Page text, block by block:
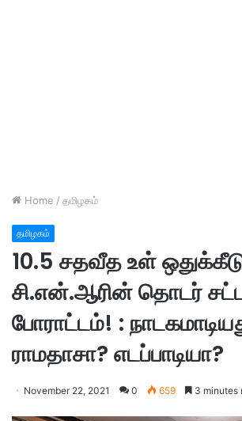
Home / தமிழகம்
தமிழகம்
10.5 சதவீத உள்
சி.என்.ஆரின் தொடர்
போராட்டம்! :
ராமதாசா? எடப்பாடியா?
November 22, 2021 0 659 3 minutes